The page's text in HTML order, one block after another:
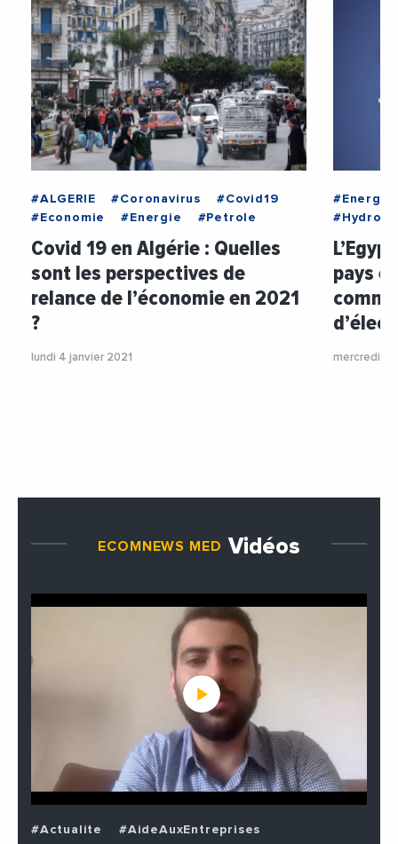
#ALGERIE #Coronavirus
#Covid19
#Economie
#Energie #Petrole
Covid 19 en Algérie : Quelles
sont les perspectives de
relance de l’économie en 2021
?
lundi 4 janvier 2021
#Energie
pays
mercredi
ECOMNEWS MED Vidéos
#Actualite
#AideAuxEntreprises